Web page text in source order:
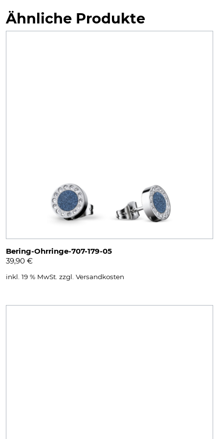
Ähnliche Produkte
Bering-Ohrringe-707-179-05
39,90 €
inkl. 19 % MwSt. zzgl. Versandkosten